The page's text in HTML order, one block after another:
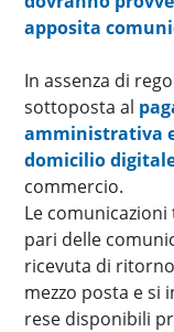
apposita
In assenza di
sottoposta al
amministrativa
domicilio
commercio.
Le
pari delle
ricevuta di
mezzo posta e si
rese disponibili